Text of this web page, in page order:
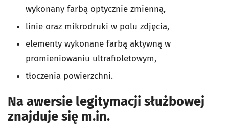
wykonany farbą optycznie zmienną,
linie oraz mikrodruki w polu zdjęcia,
elementy wykonane farbą aktywną w
promieniowaniu ultrafioletowym,
tłoczenia powierzchni.
Na awersie legitymacji służbowej
znajduje się m.in.